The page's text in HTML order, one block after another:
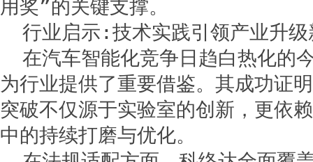
用奖”的关键支撑。
行业启示:技术实践引领产业升级
在汽车智能化竞争日趋白热化的
为行业提供了重要借鉴。其成功证
突破不仅源于实验室的创新，更依
中的持续打磨与优化。